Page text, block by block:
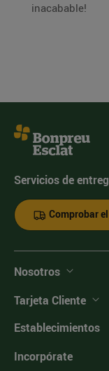
inacabable!
Servicios de
Comprobar
Nosotros
Tarjeta Cliente
Establecimientos
Incorpórate